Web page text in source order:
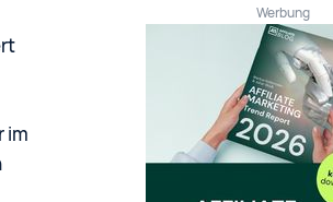
im
Werbung